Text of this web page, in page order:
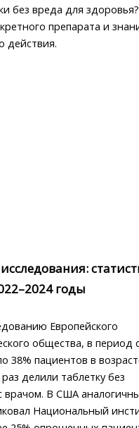
без вреда для
препарата и
действия.
годы
Европейского
общества, в период
38% пациентов в
делили таблетку без
врачом. В США
Национальный